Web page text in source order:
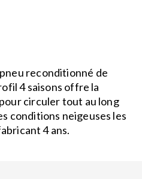
reconditionné de
4 saisons offre la
circuler tout au long
conditions neigeuses les
4 ans.